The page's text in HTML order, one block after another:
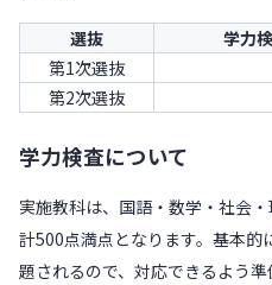
選抜
学力
第1次選抜
第2次選抜
学力検査について
実施教科は、国語・数学・社会
計500点満点となります。基本的
題されるので、対応できるよう準